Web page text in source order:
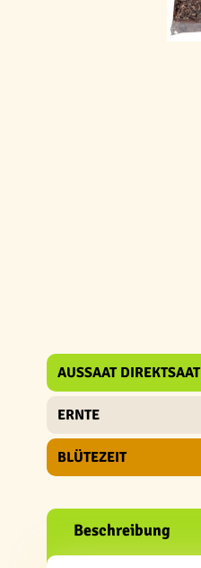
AUSSAAT DIREKTSAAT
ERNTE
BLÜTEZEIT
Beschreibung